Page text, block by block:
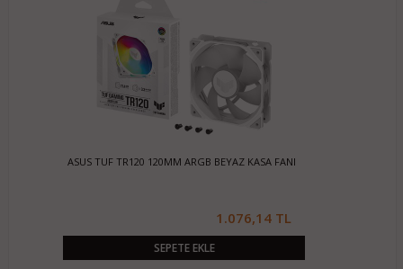
ASUS TUF TR120 120MM ARGB BEYAZ KASA FANI
1.076,14 TL
SEPETE EKLE